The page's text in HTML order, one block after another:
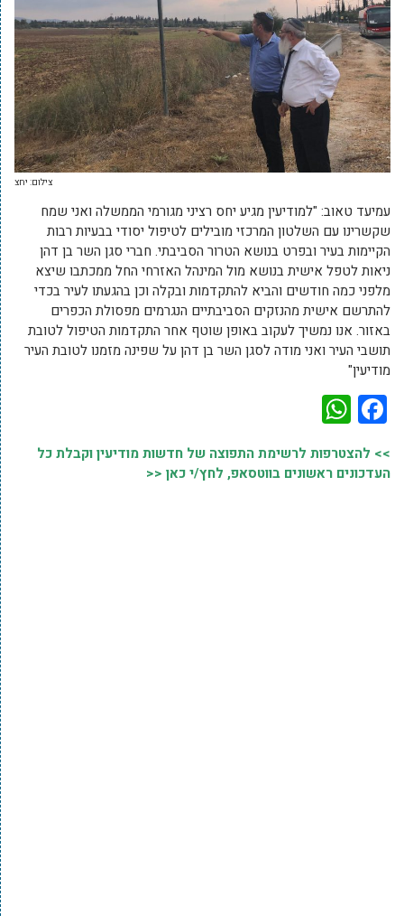
צילום: יחצ
עמיעד טאוב: "למודיעין מגיע יחס רציני מגורמי הממשלה ואני שמח
שקשרינו עם השלטון המרכזי מובילים לטיפול יסודי בבעיות רבות
הקיימות בעיר ובפרט בנושא הטרור הסביבתי. חברי סגן השר בן דהן
ניאות לטפל אישית בנושא מול המינהל האזרחי החל ממכתבו שיצא
מלפני כמה חודשים והביא להתקדמות ובקלה וכן בהגעתו לעיר בכדי
להתרשם אישית מהנזקים הסביבתיים הנגרמים מפסולת הכפרים
באזור. אנו נמשיך לעקוב באופן שוטף אחר התקדמות הטיפול לטובת
תושבי העיר ואני מודה לסגן השר בן דהן על שפינה מזמנו לטובת העיר
מודיעין"
Facebook
>> להצטרפות לרשימת התפוצה של חדשות מודיעין וקבלת כל
העדכונים ראשונים בווטסאפ, לחץ/י כאן <<